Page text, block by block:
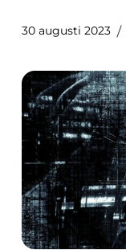
30 augusti 2023